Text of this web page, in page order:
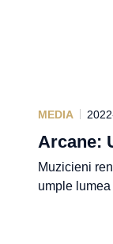
MEDIA
Arcane:
Muzicieni
umple